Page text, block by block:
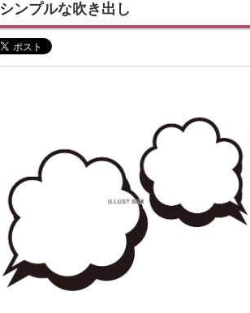
シンプルな吹き出し